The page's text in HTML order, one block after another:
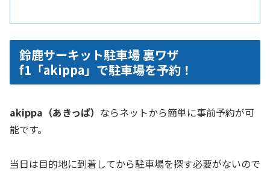
鈴鹿サーキット駐車場 裏ワザ
f1「akippa」で駐車場を予約！
akippa（あきっぱ） ならネットから簡単に事前予約が可
能です。
当日は目的地に到着してから駐車場を探す必要がないので